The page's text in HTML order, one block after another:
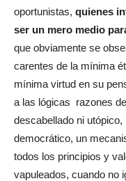
oportunistas, quienes
ser un mero medio
que obviamente se
carentes de la mínima
mínima virtud en su
a las lógicas razones
descabellado ni
democrático, un
todos los principios y
vapuleados, cuando no